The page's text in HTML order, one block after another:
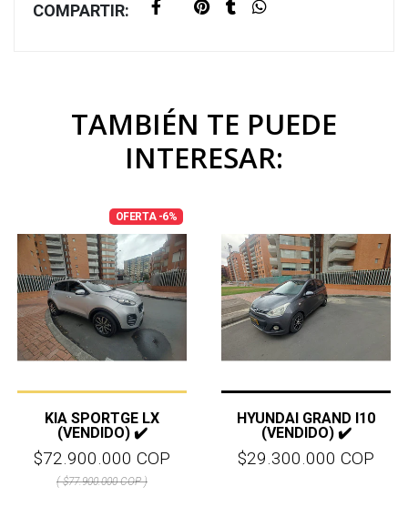
COMPARTIR:
TAMBIÉN TE PUEDE
INTERESAR:
OFERTA -6%
KIA SPORTGE LX
(VENDIDO) ✔️
$72.900.000 COP
( $77.900.000 COP )
HYUNDAI GRAND I10
(VENDIDO) ✔️
$29.300.000 COP